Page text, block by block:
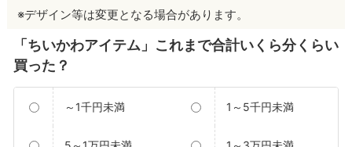
※デザイン等は変更となる場合があります。